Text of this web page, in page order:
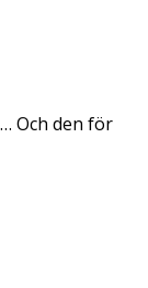
Och den för